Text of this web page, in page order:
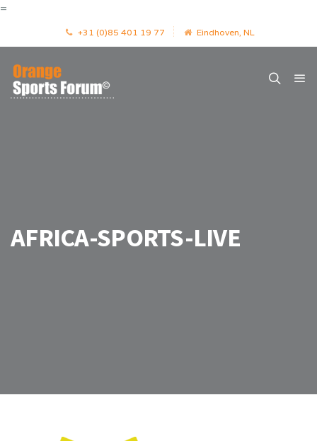
=
+31 (0)85 401 19 77 Eindhoven, NL
AFRICA-SPORTS-LIVE